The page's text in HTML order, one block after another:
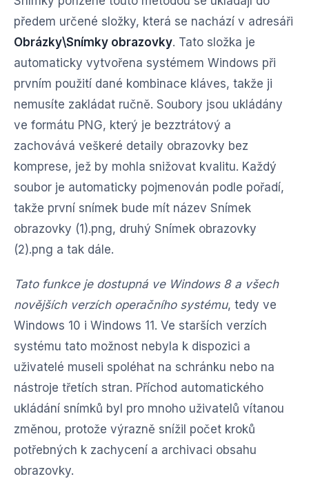
předem určené složky, která se nachází v adresáři
Obrázky\Snímky obrazovky. Tato složka je
automaticky vytvořena systémem Windows při
prvním použití dané kombinace kláves, takže ji
nemusíte zakládat ručně. Soubory jsou ukládány
ve formátu PNG, který je bezztrátový a
zachovává veškeré detaily obrazovky bez
komprese, jež by mohla snižovat kvalitu. Každý
soubor je automaticky pojmenován podle pořadí,
takže první snímek bude mít název Snímek
obrazovky (1).png, druhý Snímek obrazovky
(2).png a tak dále.
Tato funkce je dostupná ve Windows 8 a všech
novějších verzích operačního systému, tedy ve
Windows 10 i Windows 11. Ve starších verzích
systému tato možnost nebyla k dispozici a
uživatelé museli spoléhat na schránku nebo na
nástroje třetích stran. Příchod automatického
ukládání snímků byl pro mnoho uživatelů vítanou
změnou, protože výrazně snížil počet kroků
potřebných k zachycení a archivaci obsahu
obrazovky.